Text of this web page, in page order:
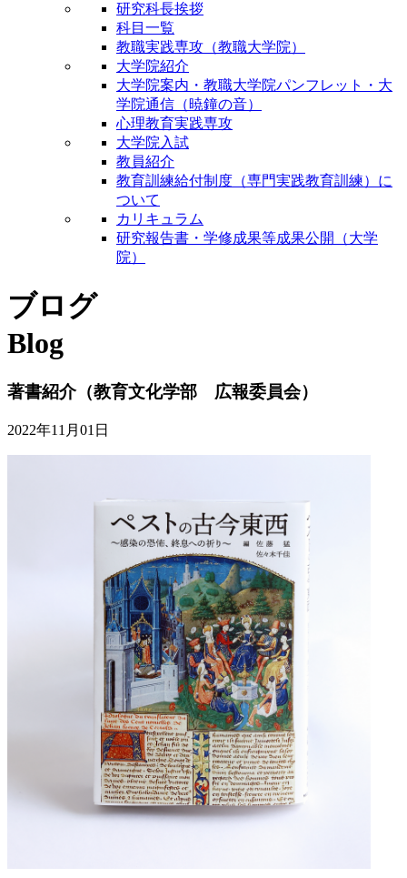
研究科長挨拶
科目一覧
教職実践専攻（教職大学院）
大学院紹介
大学院案内・教職大学院パンフレット・大
学院通信（暁鐘の音）
心理教育実践専攻
大学院入試
教員紹介
教育訓練給付制度（専門実践教育訓練）に
ついて
カリキュラム
研究報告書・学修成果等成果公開（大学
院）
ブログ
Blog
著書紹介（教育文化学部 広報委員会）
2022年11月01日